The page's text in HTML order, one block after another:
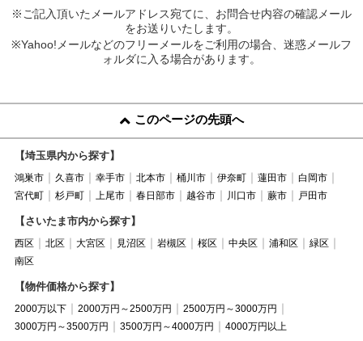
※ご記入頂いたメールアドレス宛てに、お問合せ内容の確認メール
をお送りいたします。
※Yahoo!メールなどのフリーメールをご利用の場合、迷惑メールフ
ォルダに入る場合があります。
このページの先頭へ
【埼玉県内から探す】
鴻巣市 久喜市 幸手市 北本市 桶川市 伊奈町 蓮田市
白岡市
宮代町
杉戸町 上尾市 春日部市 越谷市 川口市 蕨市 戸田市
【さいたま市内から探す】
西区 北区 大宮区 見沼区 岩槻区 桜区 中央区 浦和区
緑区
南区
【物件価格から探す】
2000万以下 2000万円～2500万円
2500万円～3000万円
3000万円～3500万円
3500万円～4000万円 4000万円以上